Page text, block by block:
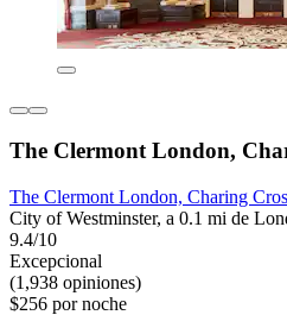
The Clermont London,
The Clermont London, Charing
City of Westminster, a 0.1 mi de
9.4/10
Excepcional
(1,938 opiniones)
$256 por noche